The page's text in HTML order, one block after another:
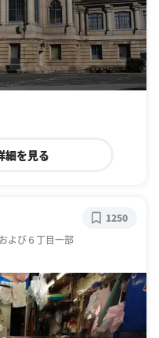
細を見る
よび６丁目一部
1250